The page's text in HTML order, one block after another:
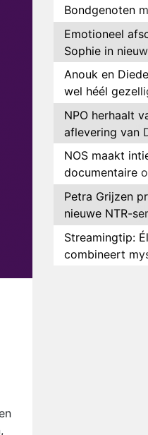
Bondgenoten
van Anouk en
Emotioneel
Sophie in
Kids and
Anouk en
wel héél
Bondgenoten
NPO herhaalt
aflevering van
Peter Faber
NOS maakt
documentaire
hockeyster
Petra Grijzen
nieuwe NTR-
de oorlog
Streamingtip:
combineert